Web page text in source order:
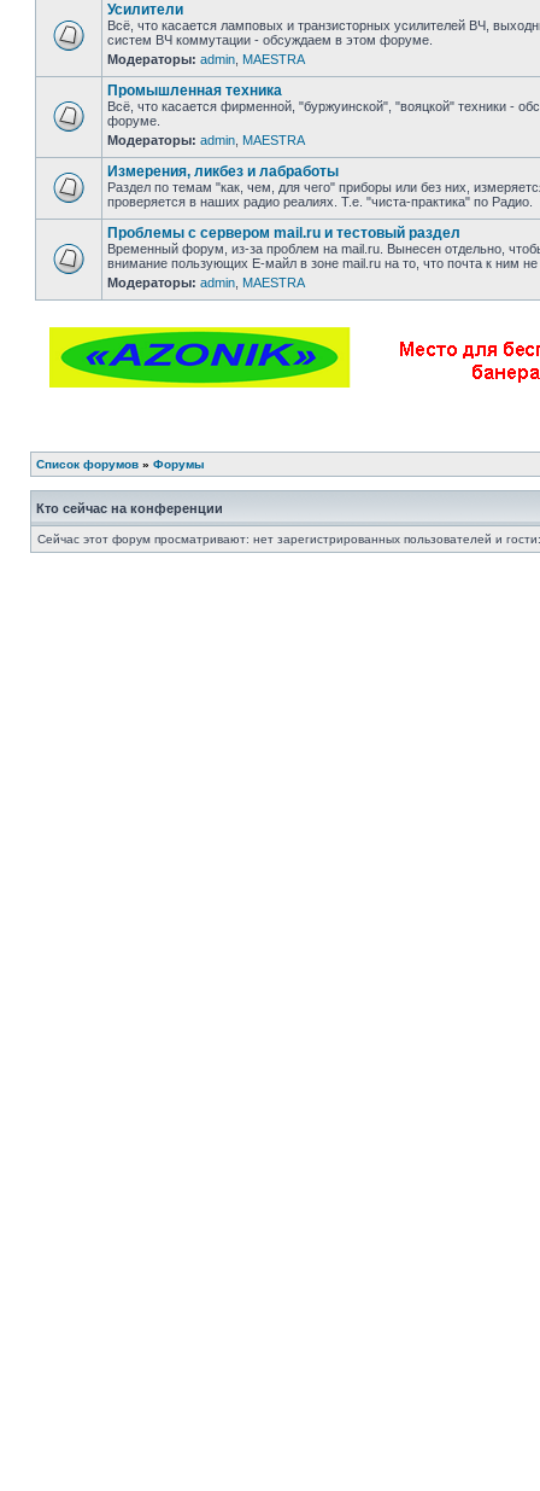
Усилители
Всё, что касается ламповых и транзисторных усилителей ВЧ,
систем ВЧ коммутации - обсуждаем в этом форуме.
Модераторы: admin MAESTRA
Промышленная техника
Всё, что касается фирменной, "буржуинской", "вояцкой" техники -
форуме.
Модераторы: admin MAESTRA
Измерения, ликбез и лабработы
Раздел по темам "как, чем, для чего" приборы или без них,
проверяется в наших радио реалиях. Т.е. "чиста-практика" по Радио.
Проблемы с сервером mail.ru и тестовый раздел
Временный форум, из-за проблем на mail.ru. Вынесен отдельно,
внимание пользующих Е-майл в зоне mail.ru на то, что почта к ним не
Модераторы: admin MAESTRA
Список форумов » Форумы
Кто сейчас на конференции
Сейчас этот форум просматривают: нет зарегистрированных пользователей и